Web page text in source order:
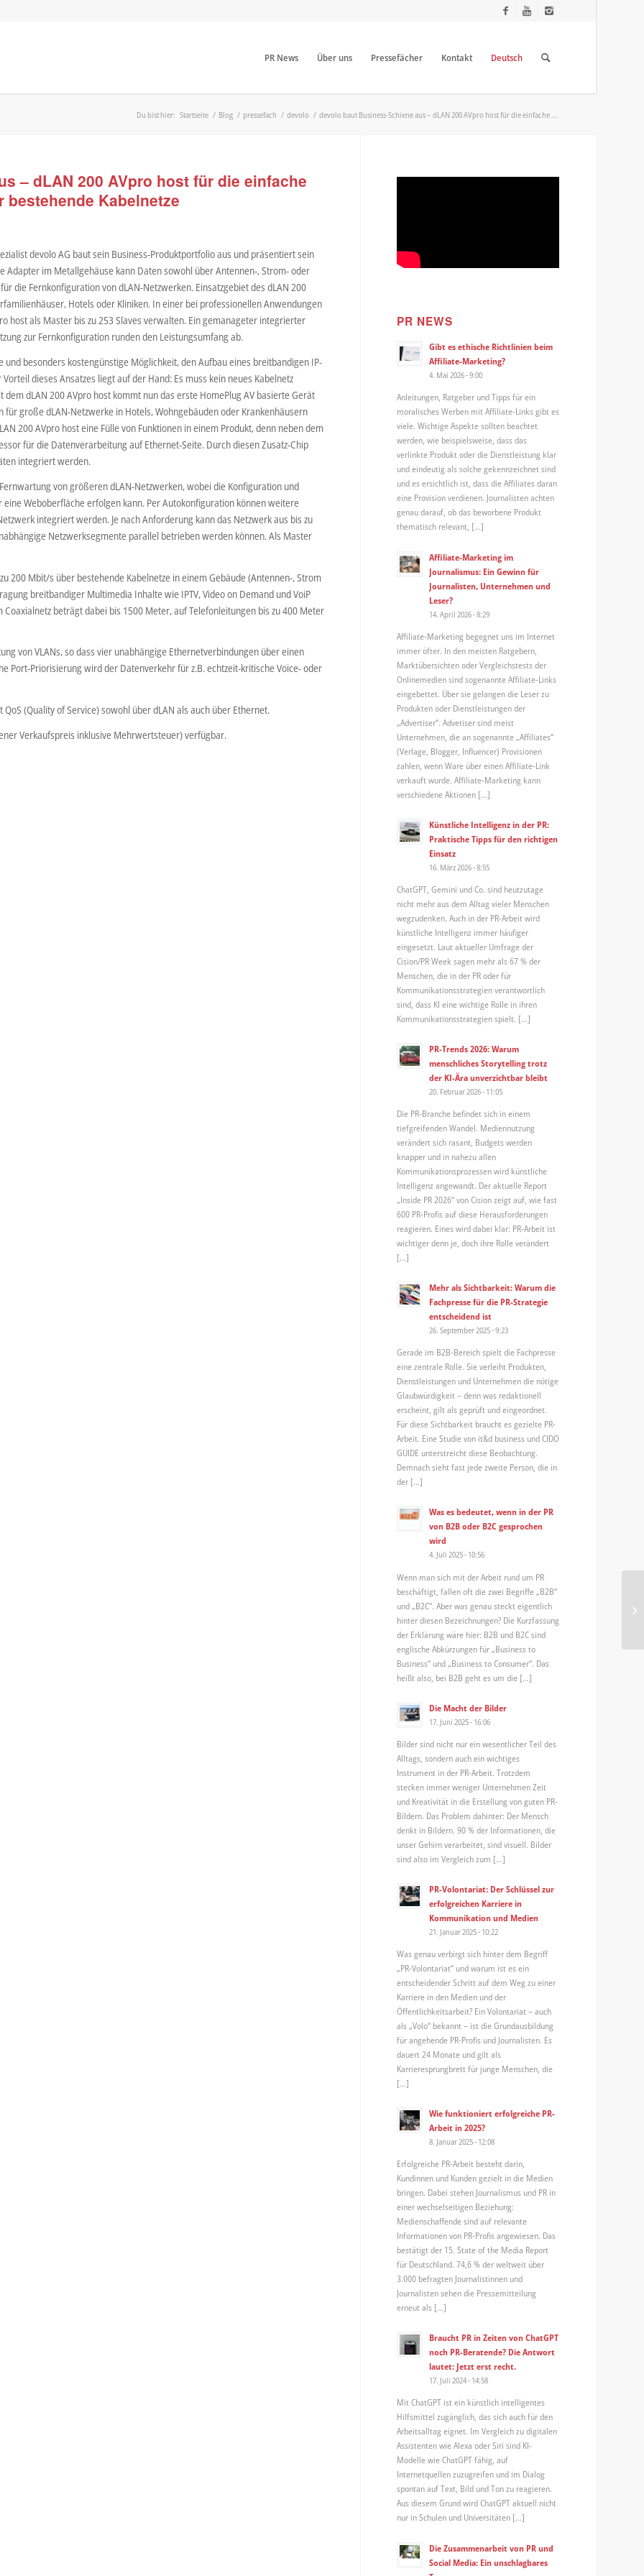
PR News Über uns Pressefächer Kontakt Deutsch
Du bist hier: Startseite / Blog / pressefach / devolo / devolo baut Business-Schiene aus – dLAN 200 AVpro host für die einfache ...
– dLAN 200 AVpro host für die einfache
bestehende Kabelnetze
devolo AG baut sein Business-Produktportfolio aus und präsentiert sein
Adapter im Metallgehäuse kann Daten sowohl über Antennen-, Strom- oder
die Fernkonfiguration von dLAN-Netzwerken. Einsatzgebiet des dLAN 200
Hotels oder Kliniken. In einer bei professionellen Anwendungen
host als Master bis zu 253 Slaves verwalten. Ein gemanageter integrierter
zur Fernkonfiguration runden den Leistungsumfang ab.
besonders kostengünstige Möglichkeit, den Aufbau eines breitbandigen IP-
dieses Ansatzes liegt auf der Hand: Es muss kein neues Kabelnetz
dLAN 200 AVpro host kommt nun das erste HomePlug AV basierte Gerät
große dLAN-Netzwerke in Hotels, Wohngebäuden oder Krankenhäusern
200 AVpro host eine Fülle von Funktionen in einem Produkt, denn neben dem
für die Datenverarbeitung auf Ethernet-Seite. Durch diesen Zusatz-Chip
integriert werden.
von größeren dLAN-Netzwerken, wobei die Konfiguration und
Weboberfläche erfolgen kann. Per Autokonfiguration können weitere
integriert werden. Je nach Anforderung kann das Netzwerk aus bis zu
Netzwerksegmente parallel betrieben werden können. Als Master
200 Mbit/s über bestehende Kabelnetze in einem Gebäude (Antennen-, Strom
breitbandiger Multimedia Inhalte wie IPTV, Video on Demand und VoiP
beträgt dabei bis 1500 Meter, auf Telefonleitungen bis zu 400 Meter
von VLANs, so dass vier unabhängige Ethernetverbindungen über einen
Port-Priorisierung wird der Datenverkehr für z.B. echtzeit-kritische Voice- oder
(Quality of Service) sowohl über dLAN als auch über Ethernet.
Verkaufspreis inklusive Mehrwertsteuer) verfügbar.
PR NEWS
Gibt es ethische Richtlinien beim
Affiliate-Marketing?
4. Mai 2026 - 9:00
Anleitungen, Ratgeber und Tipps für ein
moralisches Werben mit Affiliate-Links gibt es
viele. Wichtige Aspekte sollten beachtet
werden, wie beispielsweise, dass das
verlinkte Produkt oder die Dienstleistung klar
und eindeutig als solche gekennzeichnet sind
und es ersichtlich ist, dass die Affiliates daran
eine Provision verdienen. Journalisten achten
genau darauf, ob das beworbene Produkt
thematisch relevant, […]
Affiliate-Marketing im
Journalismus: Ein Gewinn für
Journalisten, Unternehmen und
Leser?
14. April 2026 - 8:29
Affiliate-Marketing begegnet uns im Internet
immer öfter. In den meisten Ratgebern,
Marktübersichten oder Vergleichstests der
Onlinemedien sind sogenannte Affiliate-Links
eingebettet. Über sie gelangen die Leser zu
Produkten oder Dienstleistungen der
„Advertiser“. Advetiser sind meist
Unternehmen, die an sogenannte „Affiliates“
(Verlage, Blogger, Influencer) Provisionen
zahlen, wenn Ware über einen Affiliate-Link
verkauft wurde. Affiliate-Marketing kann
verschiedene Aktionen […]
Künstliche Intelligenz in der PR:
Praktische Tipps für den richtigen
Einsatz
16. März 2026 - 8:55
ChatGPT, Gemini und Co. sind heutzutage
nicht mehr aus dem Alltag vieler Menschen
wegzudenken. Auch in der PR-Arbeit wird
künstliche Intelligenz immer häufiger
eingesetzt. Laut aktueller Umfrage der
Cision/PR Week sagen mehr als 67 % der
Menschen, die in der PR oder für
Kommunikationsstrategien verantwortlich
sind, dass KI eine wichtige Rolle in ihren
Kommunikationsstrategien spielt. […]
PR-Trends 2026: Warum
menschliches Storytelling trotz
der KI-Ära unverzichtbar bleibt
20. Februar 2026 - 11:05
Die PR-Branche befindet sich in einem
tiefgreifenden Wandel. Mediennutzung
verändert sich rasant, Budgets werden
knapper und in nahezu allen
Kommunikationsprozessen wird künstliche
Intelligenz angewandt. Der aktuelle Report
„Inside PR 2026“ von Cision zeigt auf, wie fast
600 PR-Profis auf diese Herausforderungen
reagieren. Eines wird dabei klar: PR-Arbeit ist
wichtiger denn je, doch ihre Rolle verändert
[…]
Mehr als Sichtbarkeit: Warum die
Fachpresse für die PR-Strategie
entscheidend ist
26. September 2025 - 9:23
Gerade im B2B-Bereich spielt die Fachpresse
eine zentrale Rolle. Sie verleiht Produkten,
Dienstleistungen und Unternehmen die nötige
Glaubwürdigkeit – denn was redaktionell
erscheint, gilt als geprüft und eingeordnet.
Für diese Sichtbarkeit braucht es gezielte PR-
Arbeit. Eine Studie von it&d business und CIDO
GUIDE unterstreicht diese Beobachtung.
Demnach sieht fast jede zweite Person, die in
der […]
Was es bedeutet, wenn in der PR
von B2B oder B2C gesprochen
wird
4. Juli 2025 - 10:56
Wenn man sich mit der Arbeit rund um PR
beschäftigt, fallen oft die zwei Begriffe „B2B“
und „B2C“. Aber was genau steckt eigentlich
hinter diesen Bezeichnungen? Die Kurzfassung
der Erklärung wäre hier: B2B und B2C sind
englische Abkürzungen für „Business to
Business“ und „Business to Consumer“. Das
heißt also, bei B2B geht es um die […]
Die Macht der Bilder
17. Juni 2025 - 16:06
Bilder sind nicht nur ein wesentlicher Teil des
Alltags, sondern auch ein wichtiges
Instrument in der PR-Arbeit. Trotzdem
stecken immer weniger Unternehmen Zeit
und Kreativität in die Erstellung von guten PR-
Bildern. Das Problem dahinter: Der Mensch
denkt in Bildern. 90 % der Informationen, die
unser Gehirn verarbeitet, sind visuell. Bilder
sind also im Vergleich zum […]
PR-Volontariat: Der Schlüssel zur
erfolgreichen Karriere in
Kommunikation und Medien
21. Januar 2025 - 10:22
Was genau verbirgt sich hinter dem Begriff
„PR-Volontariat“ und warum ist es ein
entscheidender Schritt auf dem Weg zu einer
Karriere in den Medien und der
Öffentlichkeitsarbeit? Ein Volontariat – auch
als „Volo“ bekannt – ist die Grundausbildung
für angehende PR-Profis und Journalisten. Es
dauert 24 Monate und gilt als
Karrieresprungbrett für junge Menschen, die
[…]
Wie funktioniert erfolgreiche PR-
Arbeit in 2025?
8. Januar 2025 - 12:08
Erfolgreiche PR-Arbeit besteht darin,
Kundinnen und Kunden gezielt in die Medien
bringen. Dabei stehen Journalismus und PR in
einer wechselseitigen Beziehung:
Medienschaffende sind auf relevante
Informationen von PR-Profis angewiesen. Das
bestätigt der 15. State of the Media Report
für Deutschland. 74,6 % der weltweit über
3.000 befragten Journalistinnen und
Journalisten sehen die Pressemitteilung
erneut als […]
Braucht PR in Zeiten von ChatGPT
noch PR-Beratende? Die Antwort
lautet: Jetzt erst recht.
17. Juli 2024 - 14:58
Mit ChatGPT ist ein künstlich intelligentes
Hilfsmittel zugänglich, das sich auch für den
Arbeitsalltag eignet. Im Vergleich zu digitalen
Assistenten wie Alexa oder Siri sind KI-
Modelle wie ChatGPT fähig, auf
Internetquellen zuzugreifen und im Dialog
spontan auf Text, Bild und Ton zu reagieren.
Aus diesem Grund wird ChatGPT aktuell nicht
nur in Schulen und Universitäten […]
Die Zusammenarbeit von PR und
Social Media: Ein unschlagbares